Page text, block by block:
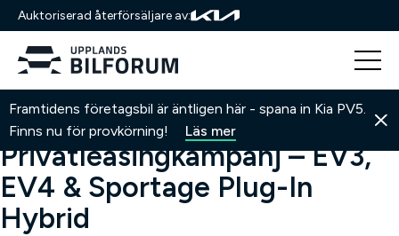
Auktoriserad återförsäljare av:
Framtidens företagsbil är äntligen här - spana in Kia PV5.
Finns nu för provkörning!
Läs mer
Hem Kampanjer
Privatleasingkampanj – EV3, EV4 &
Sportage Plug-In Hybrid
Privatleasingkampanj – EV3,
EV4 & Sportage Plug-In
Hybrid